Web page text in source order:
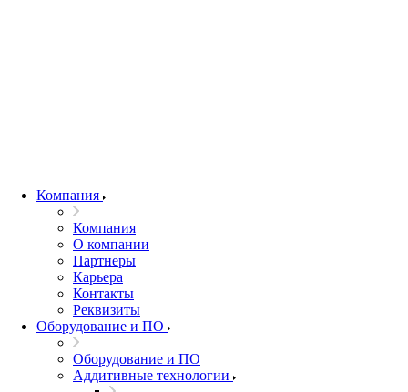
Компания
Компания
О компании
Партнеры
Карьера
Контакты
Реквизиты
Оборудование и ПО
Оборудование и ПО
Аддитивные технологии